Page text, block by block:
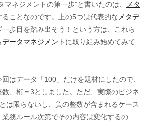
マネジメントの第一歩”と書いたのは、
メタ
ることなのです。上の5つは代表的な メタデ
歩目を踏み出そう！という方は、これら
データマネジメント に取り組み始めてみて
はデータ「100」だけを題材にしたので、
、桁＝3としました。ただ、実際のビジネ
は限らないし、負の整数が含まれるケース
業務ルール次第でその内容は変化するの